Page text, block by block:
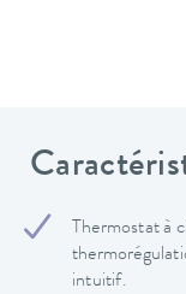
Thermostat à
intuitif.